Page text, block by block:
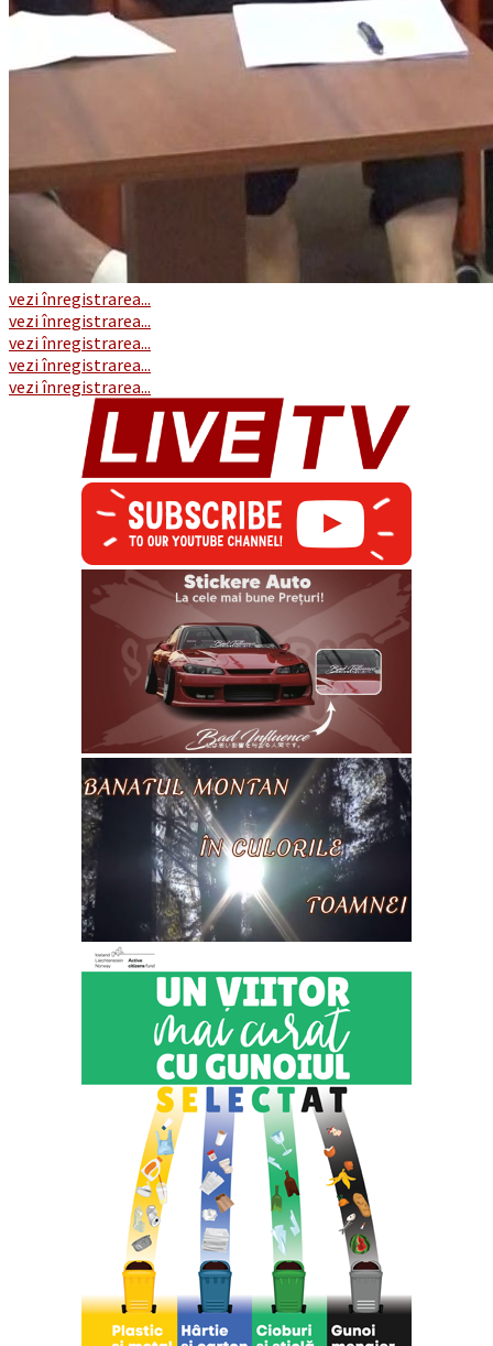
vezi înregistrarea...
vezi înregistrarea...
vezi înregistrarea...
vezi înregistrarea...
vezi înregistrarea...